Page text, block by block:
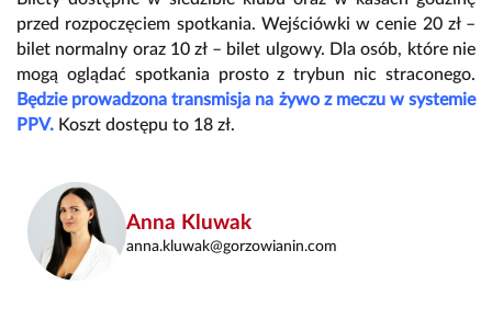
przed rozpoczęciem spotkania. Wejściówki w cenie 20 zł –
bilet normalny oraz 10 zł – bilet ulgowy. Dla osób, które nie
mogą oglądać spotkania prosto z trybun nic straconego.
Będzie prowadzona transmisja na żywo z meczu w systemie
PPV. Koszt dostępu to 18 zł.
Anna Kluwak
anna.kluwak@gorzowianin.com